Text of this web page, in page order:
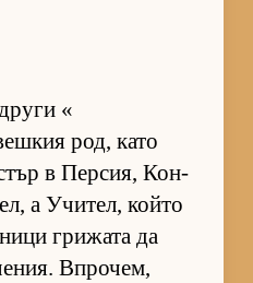
«
род, като
в Пер­сия, Кон­
а Учи­тел, който
гри­жата да
Впро­чем,